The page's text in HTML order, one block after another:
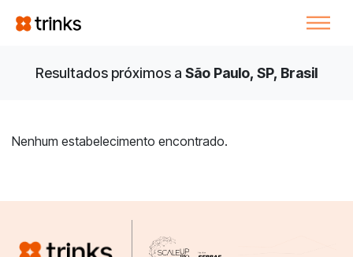
Resultados próximos a São Paulo, SP, Brasil
Nenhum estabelecimento encontrado.